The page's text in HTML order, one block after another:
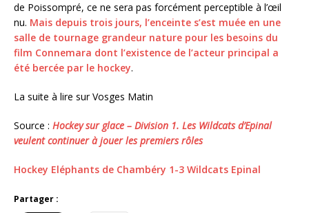
de Poissompré, ce ne sera pas forcément perceptible à l’œil
nu. Mais depuis trois jours, l’enceinte s’est muée en une
salle de tournage grandeur nature pour les besoins du
film Connemara dont l’existence de l’acteur principal a
été bercée par le hockey.
La suite à lire sur Vosges Matin
Source : Hockey sur glace – Division 1. Les Wildcats d’Epinal
veulent continuer à jouer les premiers rôles
Hockey Eléphants de Chambéry 1-3 Wildcats Epinal
Partager :